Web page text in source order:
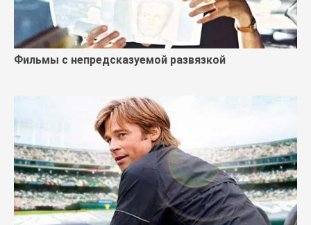
Фильмы с непредсказуемой развязкой